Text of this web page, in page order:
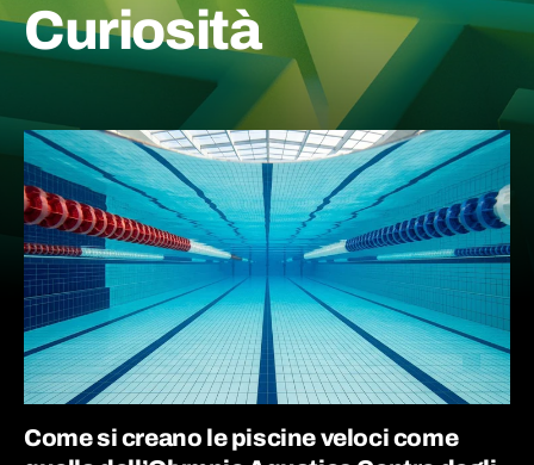
Curiosità
Come si creano le piscine veloci come